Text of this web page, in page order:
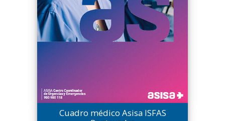
Cuadro médico Asisa ISFAS